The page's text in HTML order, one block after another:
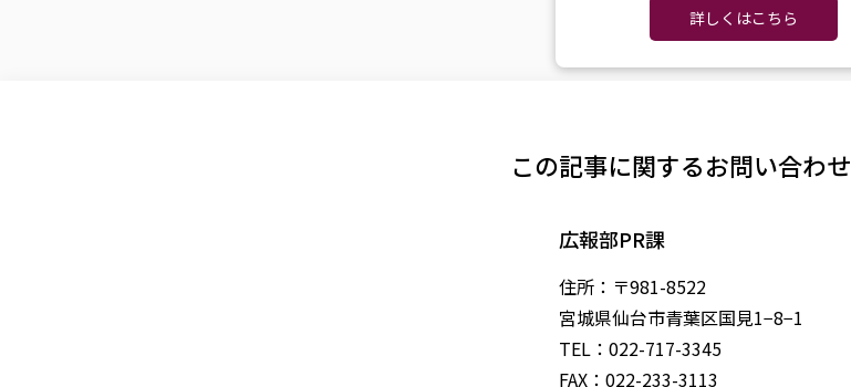
この記事に関するお問い合わせ
広報部PR課
住所：〒981-8522
宮城県仙台市青葉区国見1−8−1
TEL：022-717-3345
FAX：022-233-3113
詳しくはこちら